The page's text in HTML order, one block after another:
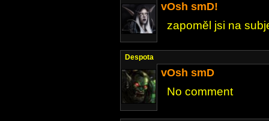
vOsh smD!
zapoměl jsi na
Despota
vOsh smD
No comment